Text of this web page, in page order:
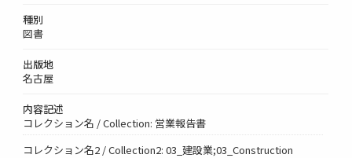
種別
図書
出版地
名古屋
内容記述
コレクション名 / Collection: 営業報告書
コレクション名2 / Collection2: 03_建設業;03_Construction